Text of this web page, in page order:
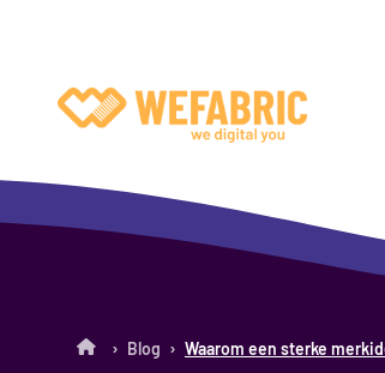
› Blog › Waarom een sterke